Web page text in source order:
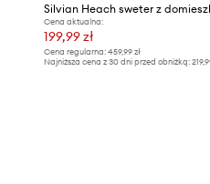
Cena aktualna:
199,99 zł
Cena regularna: 459,99 zł
Najniższa cena z 30 dni przed obniżką: